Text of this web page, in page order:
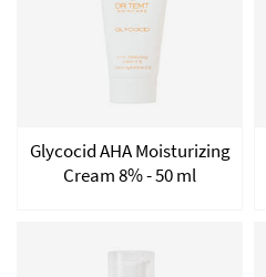
Glycocid AHA Moisturizing
Cream 8% - 50 ml